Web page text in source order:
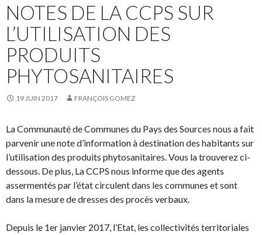
NOTES DE LA CCPS SUR
L’UTILISATION DES
PRODUITS
PHYTOSANITAIRES
19 JUIN 2017 FRANÇOIS GOMEZ
La Communauté de Communes du Pays des Sources nous a fait
parvenir une note d’information à destination des habitants sur
l’utilisation des produits phytosanitaires. Vous la trouverez ci-
dessous. De plus, La CCPS nous informe que des agents
assermentés par l’état circulent dans les communes et sont
dans la mesure de dresses des procès verbaux.
Depuis le 1er janvier 2017, l’Etat, les collectivités territoriales